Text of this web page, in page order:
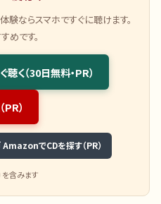
験ならスマホですぐに聴けます。
めです。
（30日無料・PR）
）
AmazonでCDを探す（PR）
を含みます